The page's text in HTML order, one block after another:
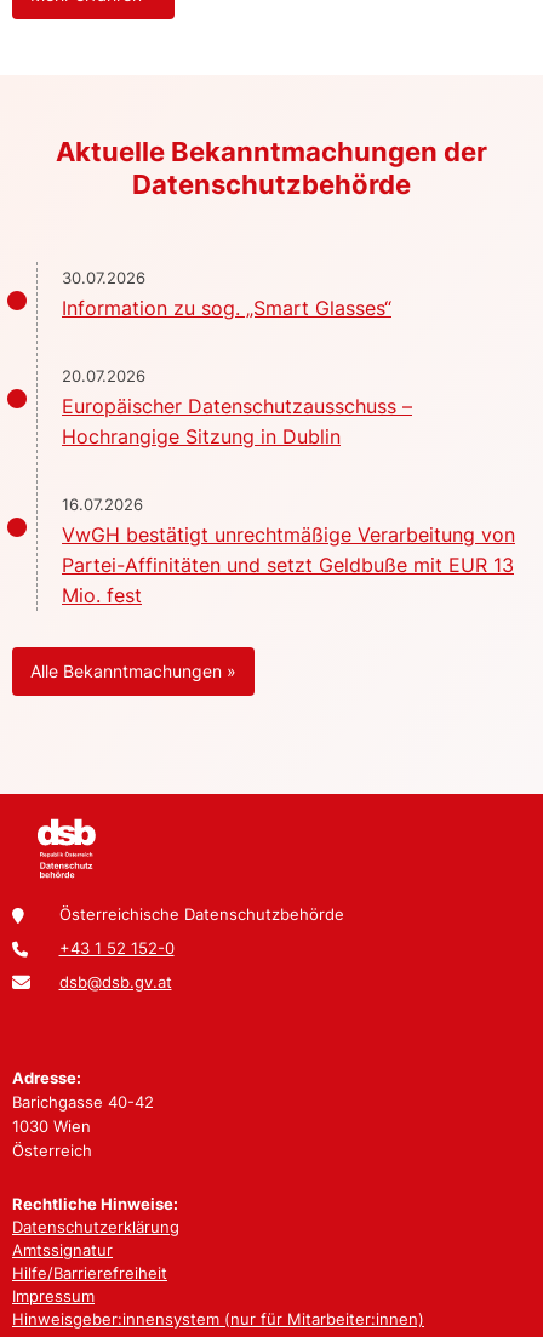
Aktuelle Bekanntmachungen der
Datenschutzbehörde
30.07.2026
Information zu sog. „Smart Glasses“
20.07.2026
Europäischer Datenschutzausschuss –
Hochrangige Sitzung in Dublin
16.07.2026
VwGH bestätigt unrechtmäßige Verarbeitung von
Partei-Affinitäten und setzt Geldbuße mit EUR 13
Mio. fest
Alle Bekanntmachungen »
Österreichische Datenschutzbehörde
+43 1 52 152-0
dsb@dsb.gv.at
Adresse:
Barichgasse 40-42
1030 Wien
Österreich
Rechtliche Hinweise:
Datenschutzerklärung
Amtssignatur
Hilfe/Barrierefreiheit
Impressum
Hinweisgeber:innensystem (nur für Mitarbeiter:innen)